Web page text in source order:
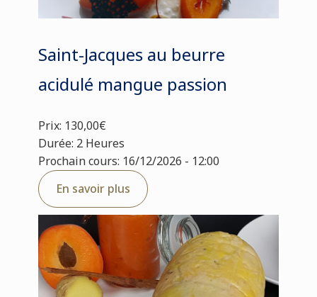
Saint-Jacques au beurre
acidulé mangue passion
Prix: 130,00€
Durée: 2 Heures
Prochain cours: 16/12/2026 - 12:00
En savoir plus